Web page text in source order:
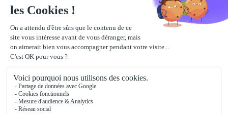
Espace résident
Déclarer un incident
Réservation des salles de réunion
Offre de restauration
Demande de badge
Contact
Nous contacter